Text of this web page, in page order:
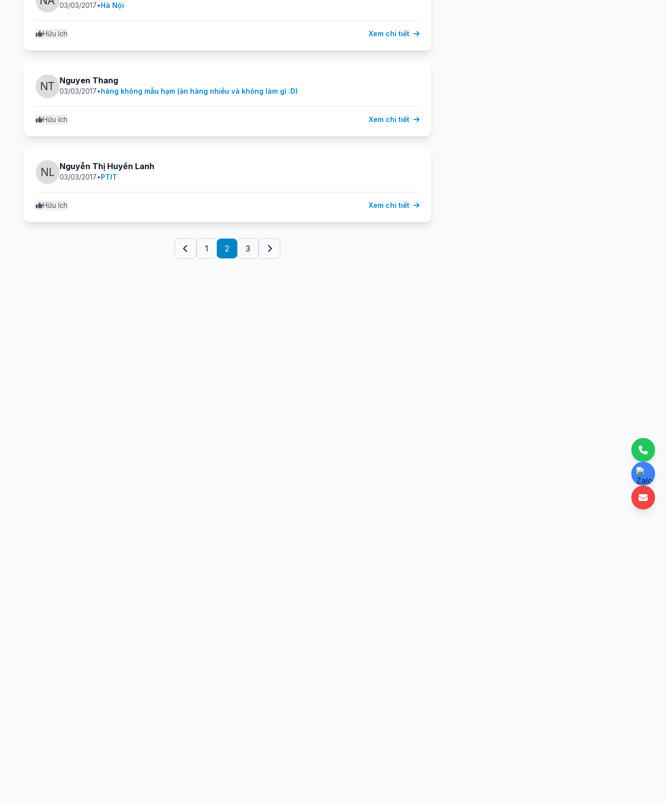
03/03/2017•Hà Nội
Hữu ích Xem chi tiết
Nguyen Thang
03/03/2017•hàng không mẫu hạm (ăn hàng nhiều và không làm gì :D)
Hữu ích Xem chi tiết
Nguyễn Thị Huyền Lanh
03/03/2017•PTIT
Hữu ích Xem chi tiết
1 2 3